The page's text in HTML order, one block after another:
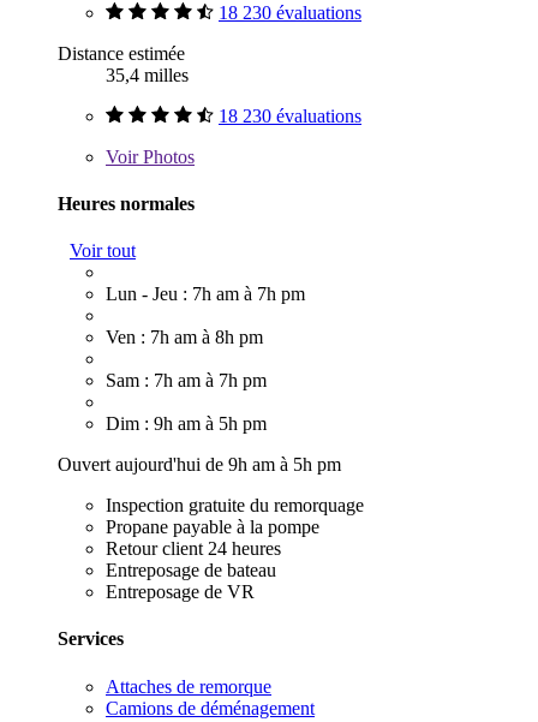
18 230 évaluations
Distance estimée
35,4 milles
18 230 évaluations
VoirPhotos
Heures normales
Voir tout
Lun - Jeu : 7h am à 7h pm
Ven : 7h am à 8h pm
Sam : 7h am à 7h pm
Dim : 9h am à 5h pm
Ouvert aujourd'hui de 9h am à 5h pm
Inspection gratuite du remorquage
Propane payable à la pompe
Retour client 24 heures
Entreposage de bateau
Entreposage de VR
Services
Attaches de remorque
Camions de déménagement